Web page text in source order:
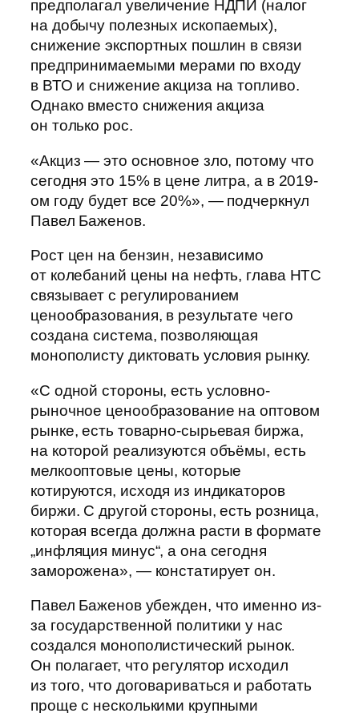
предполагал увеличение НДПИ (налог
на добычу полезных ископаемых),
снижение экспортных пошлин в связи
предпринимаемыми мерами по входу
в ВТО и снижение акциза на топливо.
Однако вместо снижения акциза
он только рос.
«Акциз — это основное зло, потому что
сегодня это 15% в цене литра, а в 2019-
ом году будет все 20%», — подчеркнул
Павел Баженов.
Рост цен на бензин, независимо
от колебаний цены на нефть, глава НТС
связывает с регулированием
ценообразования, в результате чего
создана система, позволяющая
монополисту диктовать условия рынку.
«С одной стороны, есть условно-
рыночное ценообразование на оптовом
рынке, есть товарно-сырьевая биржа,
на которой реализуются объёмы, есть
мелкооптовые цены, которые
котируются, исходя из индикаторов
биржи. С другой стороны, есть розница,
которая всегда должна расти в формате
„инфляция минус“, а она сегодня
заморожена», — констатирует он.
Павел Баженов убежден, что именно из-
за государственной политики у нас
создался монополистический рынок.
Он полагает, что регулятор исходил
из того, что договариваться и работать
проще с несколькими крупными